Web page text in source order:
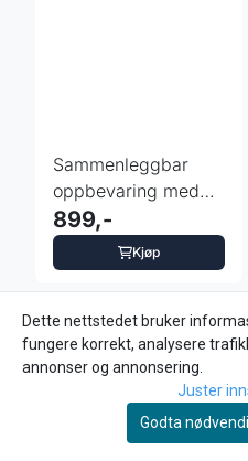
Sammenleggbar
oppbevaring med
lokk sort -
80x40x40 cm
899,-
Kjøp
-10%
Dette nettstedet bruker
fungere korrekt, analysere
annonser og annonsering.
Juster
Godta